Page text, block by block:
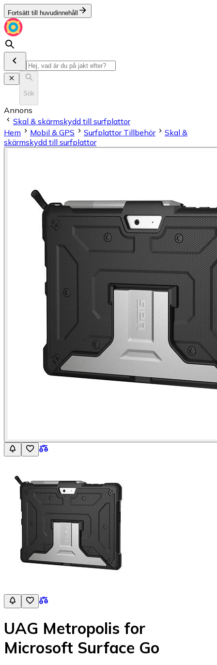
Fortsätt till huvudinnehåll
Sök
Annons
Skal & skärmskydd till surfplattor
Hem
Mobil & GPS Surfplattor Tillbehör
Skal &
skärmskydd till surfplattor
UAG Metropolis for
Microsoft Surface Go